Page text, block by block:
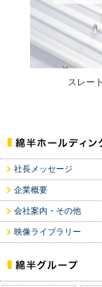
スレー
社長メッセージ
企業概要
会社案内・その他
映像ライブラリー